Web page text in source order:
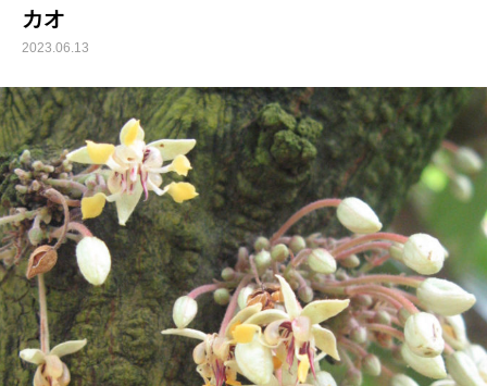
カオ
2023.06.13